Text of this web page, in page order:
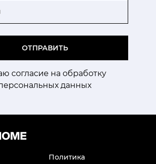
ОТПРАВИТЬ
согласие на обработку
данных
Политика